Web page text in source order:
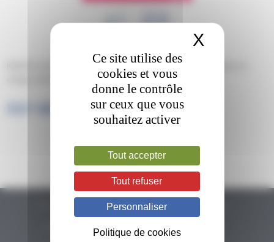
Parcours patients/ Situation d’urgence/
DEF-Brochure_PGR_AFH
DEF-BROCHURE_PGR_AFH
Remerciements Mentions légales
Politique de confidentialité Politique de cookies
Ce site utilise des
cookies et vous
donne le contrôle
sur ceux que vous
souhaitez activer
Tout accepter
Tout refuser
Personnaliser
Politique de cookies
X